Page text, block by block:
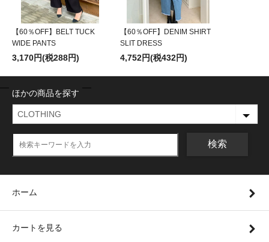
【60％OFF】BELT TUCK
WIDE PANTS
3,170円(税288円)
【60％OFF】DENIM SHIRT
SLIT DRESS
4,752円(税432円)
ほかの商品を探す
検索
ホーム
カートを見る